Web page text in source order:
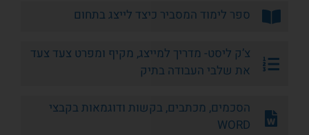
ספר לימוד המסביר כיצד לייצג בתחום
צ’ק ליסט- מדריך למייצג, מקיף ומפרט צעד צעד
את שלבי העבודה בתיק
הסכמים, מכתבים, בקשות ודוגמאות בקבצי
WORD